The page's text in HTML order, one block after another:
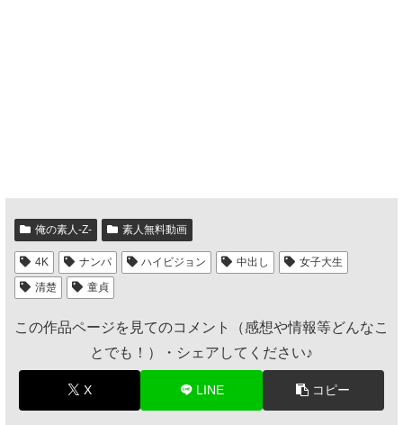
俺の素人-Z- 素人無料動画
4K ナンパ ハイビジョン 中出し
女子大生
清楚
童貞
この作品ページを見てのコメント（感想や情報等どんなこ
とでも！）・シェアしてください♪
X LINE コピー